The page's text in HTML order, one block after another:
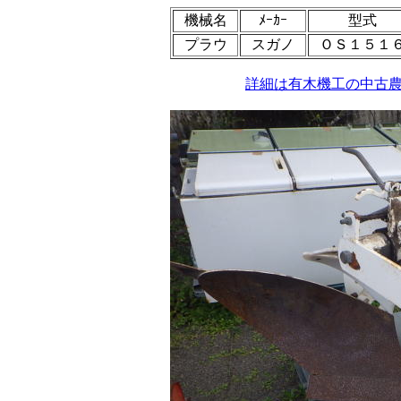
機械名 ﾒｰｶｰ
型式
プラウ
スガノ ＯＳ１５１
詳細は有木機工の中古